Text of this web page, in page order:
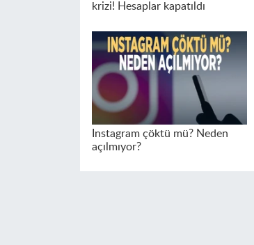
krizi! Hesaplar kapatıldı
Instagram çöktü mü? Neden
açılmıyor?